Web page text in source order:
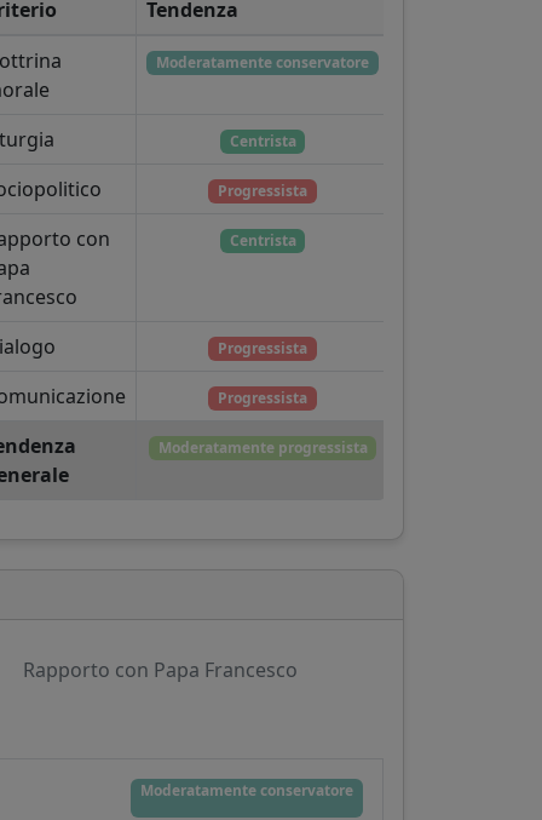
Tendenza
Moderatamente conservatore
Centrista
Progressista
con
Centrista
Progressista
Progressista
Moderatamente progressista
Rapporto con Papa Francesco
Moderatamente conservatore